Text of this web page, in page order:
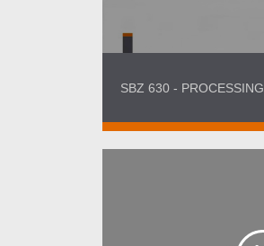
SBZ 630 - PROCESSING